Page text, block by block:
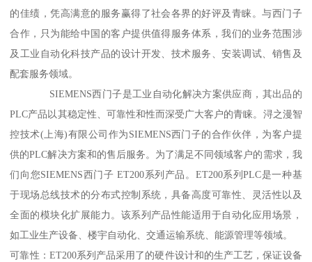
的佳绩，凭高满意的服务赢得了社会各界的好评及青睐。与西门子
合作，只为能给中国的客户提供值得服务体系，我们的业务范围涉
及工业自动化科技产品的设计开发、技术服务、安装调试、销售及
配套服务领域。
SIEMENS西门子是工业自动化解决方案供应商，其出品的
PLC产品以其稳定性、可靠性和性而深受广大客户的青睐。浔之漫智
控技术(上海)有限公司作为SIEMENS西门子的合作伙伴，为客户提
供的PLC解决方案和的售后服务。为了满足不同领域客户的需求，我
们向您SIEMENS西门子 ET200系列产品。ET200系列PLC是一种基
于现场总线技术的分布式控制系统，具备高度可靠性、灵活性以及
全面的模块化扩展能力。该系列产品性能适用于自动化应用场景，
如工业生产设备、楼宇自动化、交通运输系统、能源管理等领域。
可靠性：ET200系列产品采用了的硬件设计和的生产工艺，保证设备